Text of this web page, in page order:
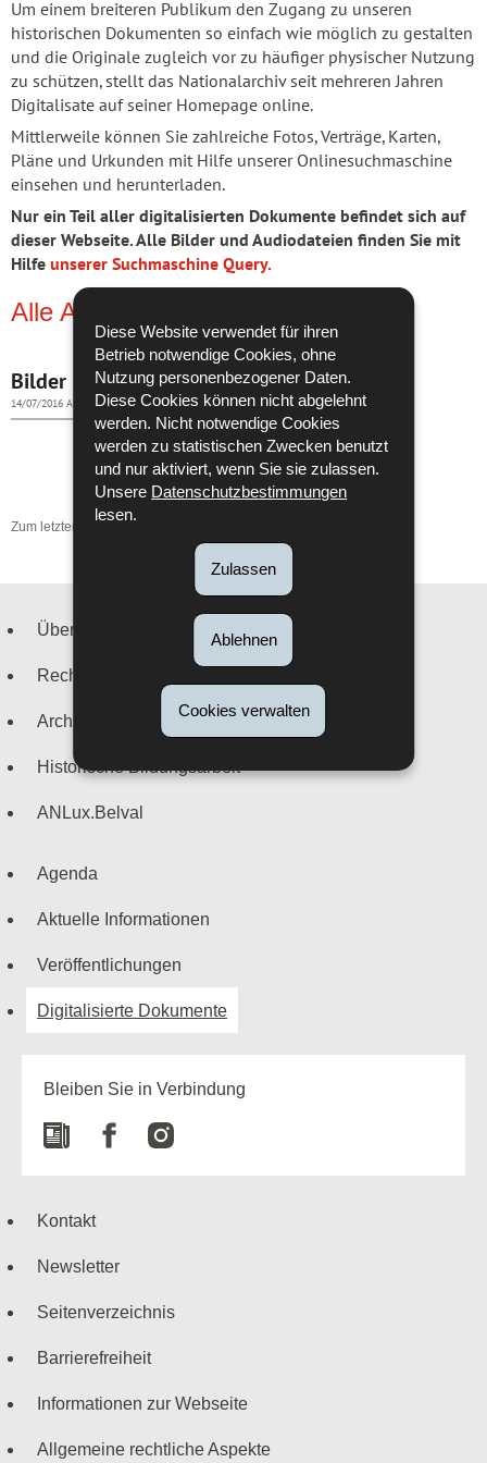
Diese Website verwendet für ihren
Betrieb notwendige Cookies, ohne
Nutzung personenbezogener Daten.
Diese Cookies können nicht abgelehnt
werden. Nicht notwendige Cookies
werden zu statistischen Zwecken benutzt
und nur aktiviert, wenn Sie sie zulassen.
Unsere Datenschutzbestimmungen
lesen.
Zulassen
Ablehnen
Cookies verwalten
Um einem breiteren Publikum den Zugang zu unseren
historischen Dokumenten so einfach wie möglich zu gestalten
und die Originale zugleich vor zu häufiger physischer Nutzung
zu schützen, stellt das Nationalarchiv seit mehreren Jahren
Digitalisate auf seiner Homepage online.
Mittlerweile können Sie zahlreiche Fotos, Verträge, Karten,
Pläne und Urkunden mit Hilfe unserer Onlinesuchmaschine
einsehen und herunterladen.
Nur ein Teil aller digitalisierten Dokumente befindet sich auf
dieser Webseite. Alle Bilder und Audiodateien finden Sie mit
Hilfe unserer Suchmaschine Query.
Alle Alben
Bilder
14/07/2016 Album
Audios
14/07/2016 Album
Zum letzten Mal aktualisiert am
Navigationsmenü
Über uns
Recherche
Archivierung
Historische Bildungsarbeit
ANLux.Belval
Agenda
Aktuelle Informationen
Veröffentlichungen
Digitalisierte Dokumente
Bleiben Sie in Verbindung
NewspaperFacebook
Kontakt
Newsletter
Seitenverzeichnis
Barrierefreiheit
Informationen zur Webseite
Allgemeine rechtliche Aspekte